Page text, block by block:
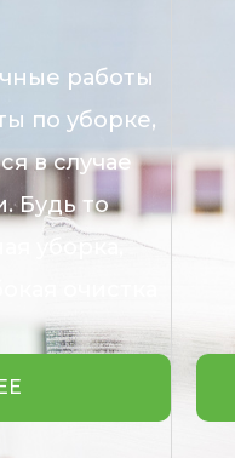
работы
по уборке,
в случае
Будь то
уборка,
очистка